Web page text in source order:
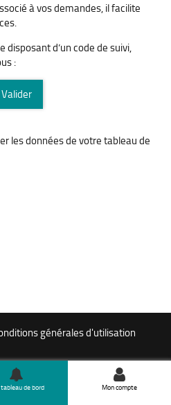
de bord Mon compte
à vos demandes, il facilite
d’un code de suivi,
:
Valider
les données de votre tableau de
générales d'utilisation